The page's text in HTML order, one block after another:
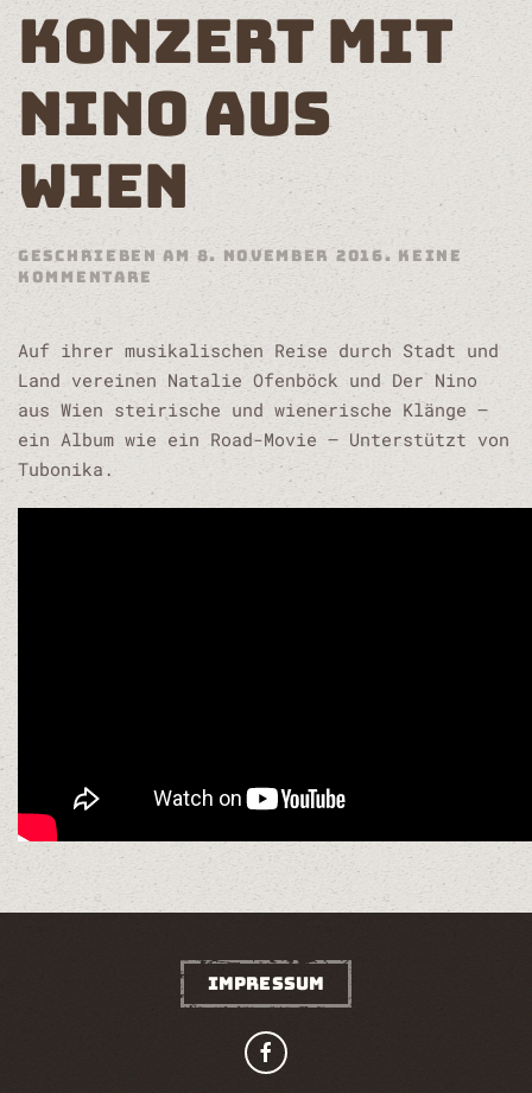
KONZERT MIT
NINO AUS
WIEN
GESCHRIEBEN AM 8. NOVEMBER 2016. KEINE
KOMMENTARE
NINO
AUS
WIEN
Auf ihrer musikalischen Reise durch Stadt und
Land vereinen Natalie Ofenböck und Der Nino
aus Wien steirische und wienerische Klänge –
ein Album wie ein Road-Movie – Unterstützt von
Tubonika.
Impressum